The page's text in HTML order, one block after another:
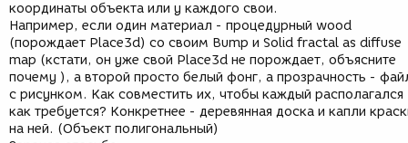
координаты объекта или у каждого свои.
Например, если один материал - процедурный wood
(порождает Place3d) со своим Bump и Solid fractal as diffuse
map (кстати, он уже свой Place3d не порождает, объясните
почему ), а второй просто белый фонг, а прозрачность -
с рисунком. Как совместить их, чтобы каждый располагался
как требуется? Конкретнее - деревянная доска и капли
на ней. (Объект полигональный)